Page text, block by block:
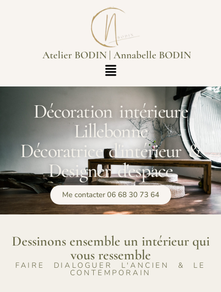
Atelier BODIN | Annabelle BODIN
Décoration intérieure
Lillebonne
Décoratrice d'intérieur &
Designer d'espace
Me contacter 06 68 30 73 64
Dessinons ensemble un intérieur qui
vous ressemble
FAIRE DIALOGUER L'ANCIEN & LE
CONTEMPORAIN